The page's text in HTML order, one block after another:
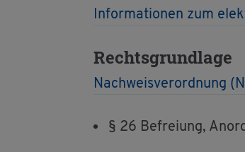
In­for­ma­tio­nen zum
Rechts­grund­la­ge
Nach­weis­ver­ord­nung
§ 26 Be­frei­ung,